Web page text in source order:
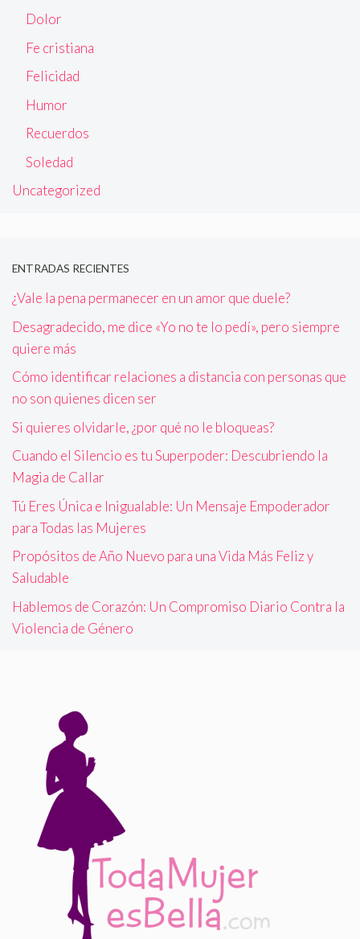
Dolor
Fe cristiana
Felicidad
Humor
Recuerdos
Soledad
Uncategorized
ENTRADAS RECIENTES
¿Vale la pena permanecer en un amor que duele?
Desagradecido, me dice «Yo no te lo pedí», pero siempre
quiere más
Cómo identificar relaciones a distancia con personas que
no son quienes dicen ser
Si quieres olvidarle, ¿por qué no le bloqueas?
Cuando el Silencio es tu Superpoder: Descubriendo la
Magia de Callar
Tú Eres Única e Inigualable: Un Mensaje Empoderador
para Todas las Mujeres
Propósitos de Año Nuevo para una Vida Más Feliz y
Saludable
Hablemos de Corazón: Un Compromiso Diario Contra la
Violencia de Género